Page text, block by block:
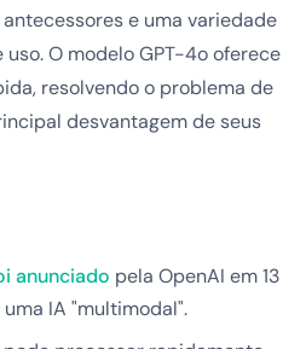
e uma variedade
O modelo GPT-4o oferece
resolvendo o problema de
desvantagem de seus
anunciado pela OpenAI em 13
IA "multimodal".